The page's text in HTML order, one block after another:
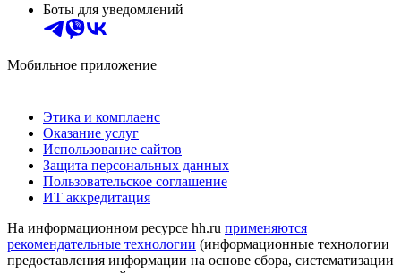
Боты для уведомлений
Мобильное приложение
Этика и комплаенс
Оказание услуг
Использование сайтов
Защита персональных данных
Пользовательское соглашение
ИТ аккредитация
На информационном ресурсе hh.ru применяются
рекомендательные технологии (информационные технологии
предоставления информации на основе сбора, систематизации